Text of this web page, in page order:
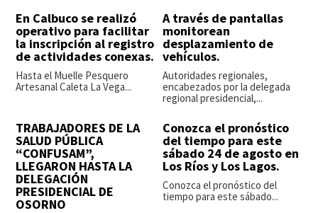
En Calbuco se realizó
operativo para facilitar
la inscripción al registro
de actividades conexas.
Hasta el Muelle Pesquero
Artesanal Caleta La Vega...
A través de pantallas
monitorean
desplazamiento de
vehículos.
Autoridades regionales,
encabezados por la delegada
regional presidencial,...
TRABAJADORES DE LA
SALUD PÚBLICA
“CONFUSAM”,
LLEGARON HASTA LA
DELEGACIÓN
PRESIDENCIAL DE
OSORNO
Conozca el pronóstico
del tiempo para este
sábado 24 de agosto en
Los Ríos y Los Lagos.
Conozca el pronóstico del
tiempo para este sábado...